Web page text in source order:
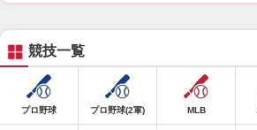
競技一覧
プロ野球 プロ野球(2軍) MLB